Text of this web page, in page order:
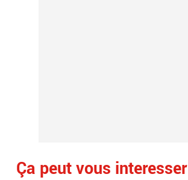
Ça peut vous interesser